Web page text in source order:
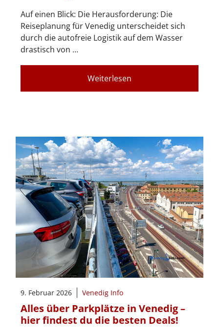
Auf einen Blick: Die Herausforderung: Die
Reiseplanung für Venedig unterscheidet sich
durch die autofreie Logistik auf dem Wasser
drastisch von …
Weiterlesen
9. Februar 2026 Venedig Info
Alles über Parkplätze in Venedig –
hier findest du die besten Deals!